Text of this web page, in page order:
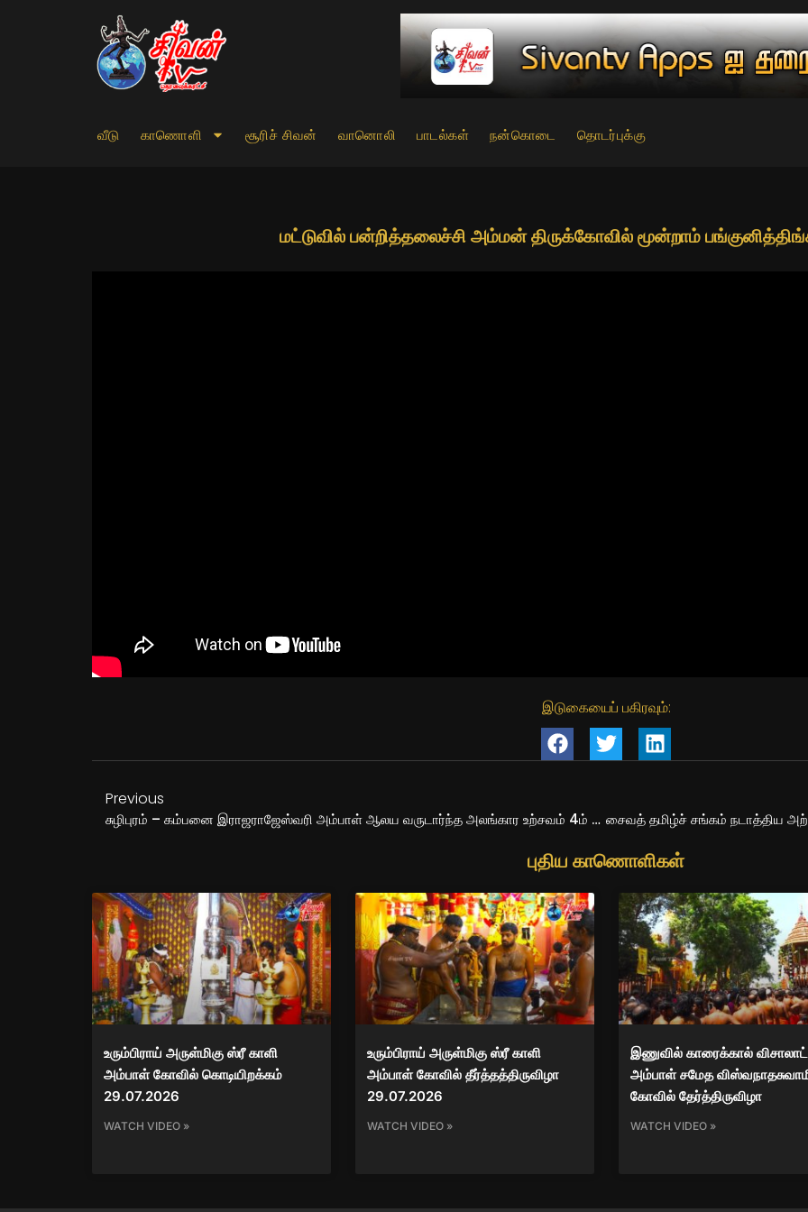
வீடு காணொளி சூரிச் சிவன் வானொலி பாடல்கள் நன்கொடை தொடர்புக்கு
மட்டுவில் பன்றித்தலைச்சி அம்மன் திருக்கோவில் மூன்றாம்
இடுகையைப் பகிரவும்:
Previous
சுழிபுரம் – கம்பனை இராஜராஜேஸ்வரி அம்பாள் ஆலய வருடார்ந்த அலங்கார உற்சவம் 4ம் திருவிழா 31.03.2017
புதிய காணொளிகள்
உரும்பிராய் அருள்மிகு ஸ்ரீ காளி
அம்பாள் கோவில் கொடியிறக்கம்
29.07.2026
WATCH VIDEO »
உரும்பிராய் அருள்மிகு ஸ்ரீ காளி
அம்பாள் கோவில் தீர்த்தத்திருவிழா
29.07.2026
WATCH VIDEO »
இணுவில் காரைக்கால்
அம்பாள் சமேத
கோவில் தேர்த்திருவிழா
WATCH VIDEO »